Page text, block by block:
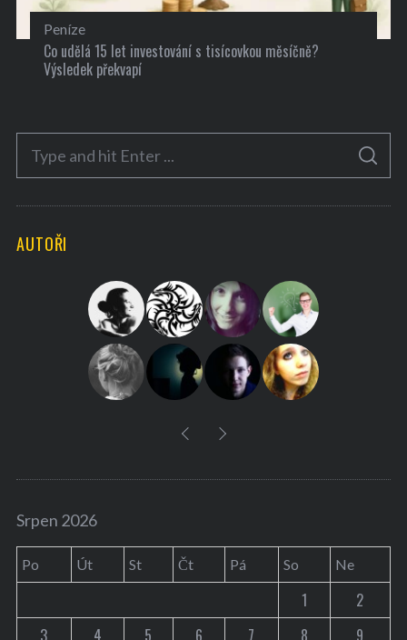
Peníze
Co udělá 15 let investování s tisícovkou měsíčně?
Výsledek překvapí
c
S
A
C
AUTOŘI
Srpen 2026
Po Út St Čt Pá So Ne
1
2
3
4 5 6 7 8 9